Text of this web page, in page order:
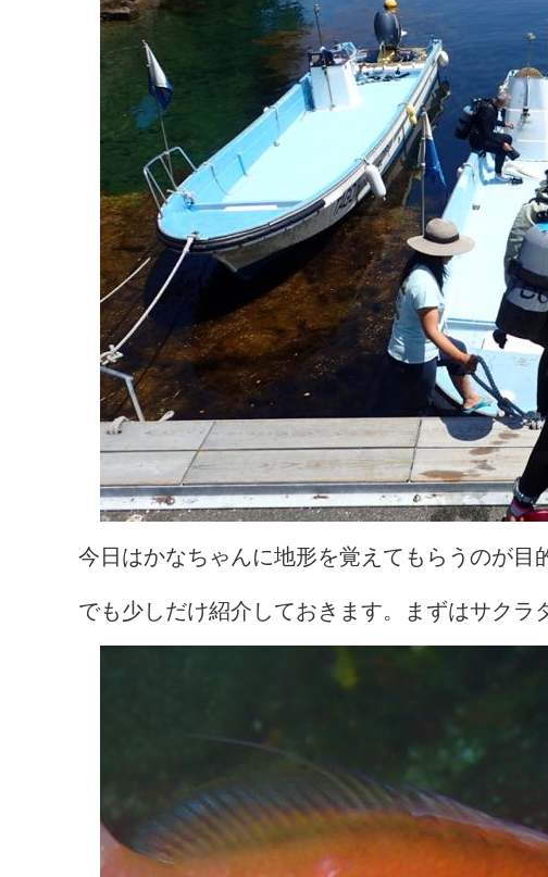
今日はかなちゃんに地形を覚えてもらうのが目
でも少しだけ紹介しておきます。まずはサクラ